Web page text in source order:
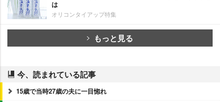
は
オリコンタイアップ特集
もっと見る
今、読まれている記事
15歳で当時27歳の夫に一目惚れ